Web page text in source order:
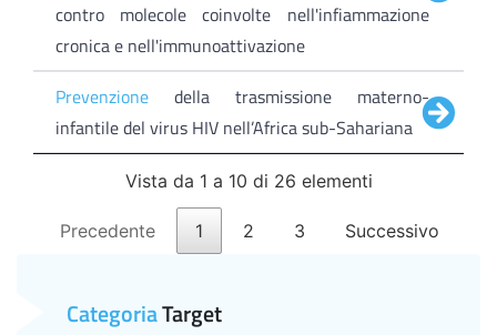
contro molecole coinvolte nell'infiammazione
cronica e nell'immunoattivazione
Prevenzione della trasmissione materno-
infantile del virus HIV nell’Africa sub-Sahariana
Vista da 1 a 10 di 26 elementi
Precedente 1 2 3 Successivo
CategoriaTarget